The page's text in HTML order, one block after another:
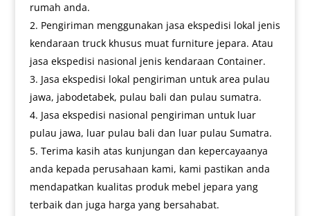
rumah anda.
Pengiriman menggunakan jasa ekspedisi lokal jenis
kendaraan truck khusus muat furniture jepara. Atau
jasa ekspedisi nasional jenis kendaraan Container.
Jasa ekspedisi lokal pengiriman untuk area pulau
jawa, jabodetabek, pulau bali dan pulau sumatra.
Jasa ekspedisi nasional pengiriman untuk luar
pulau jawa, luar pulau bali dan luar pulau Sumatra.
Terima kasih atas kunjungan dan kepercayaanya
anda kepada perusahaan kami, kami pastikan anda
mendapatkan kualitas produk mebel jepara yang
terbaik dan juga harga yang bersahabat.